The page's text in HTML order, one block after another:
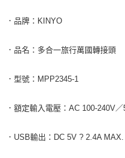
．品牌：KINYO
．品名：多合一旅行萬國轉接頭
．型號：MPP2345-1
．額定輸入電壓：AC 100-240V
．USB輸出：DC 5V ? 2.4A MAX.